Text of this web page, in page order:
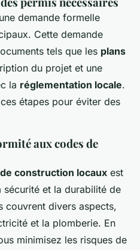
demande formelle
Cette demande
tels que les plans
du projet et une
la réglementation locale.
étapes pour éviter des
aux codes de
construction locaux est
sécurité et la durabilité de
couvrent divers aspects,
et la plomberie. En
minimisez les risques de